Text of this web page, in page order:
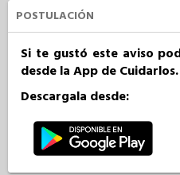
POSTULACIÓN
Si te gustó este aviso
desde la App de Cuidarlos.
Descargala desde: